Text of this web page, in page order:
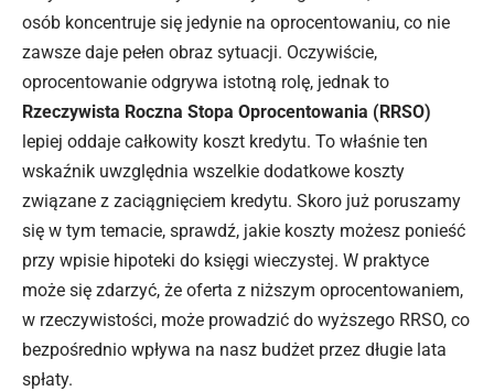
osób koncentruje się jedynie na oprocentowaniu, co nie
zawsze daje pełen obraz sytuacji. Oczywiście,
oprocentowanie odgrywa istotną rolę, jednak to
Rzeczywista Roczna Stopa Oprocentowania (RRSO)
lepiej oddaje całkowity koszt kredytu. To właśnie ten
wskaźnik uwzględnia wszelkie dodatkowe koszty
związane z zaciągnięciem kredytu. Skoro już poruszamy
się w tym temacie, sprawdź, jakie koszty możesz ponieść
przy wpisie hipoteki do księgi wieczystej. W praktyce
może się zdarzyć, że oferta z niższym oprocentowaniem,
w rzeczywistości, może prowadzić do wyższego RRSO, co
bezpośrednio wpływa na nasz budżet przez długie lata
spłaty.